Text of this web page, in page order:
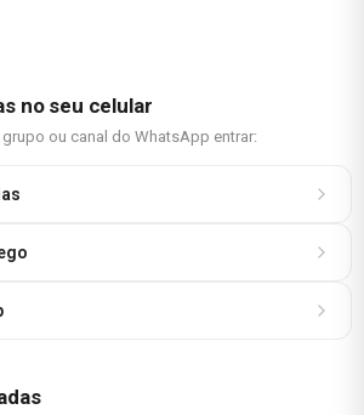
no seu celular
ou canal do WhatsApp entrar: